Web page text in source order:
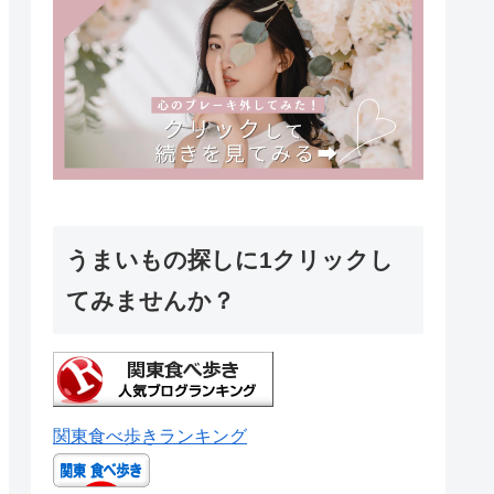
うまいもの探しに1クリックし
てみませんか？
関東食べ歩きランキング